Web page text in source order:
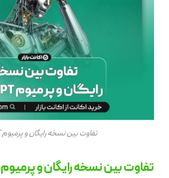
تفاوت بین نسخه رایگان و پرمیوم ChatGPT
تفاوت بین نسخه رایگان و پرمیوم ChatGPT